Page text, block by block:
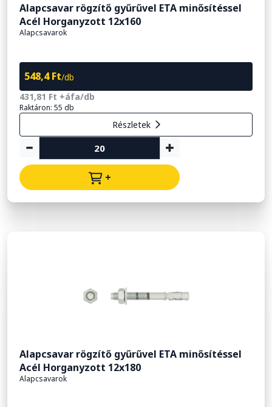
Alapcsavar rögzítő gyűrűvel ETA minősítéssel
Acél Horganyzott 12x160
Alapcsavarok
548,4 Ft/db
431,81 Ft +áfa/db
Raktáron: 55 db
Részletek
+
Alapcsavar rögzítő gyűrűvel ETA minősítéssel
Acél Horganyzott 12x180
Alapcsavarok